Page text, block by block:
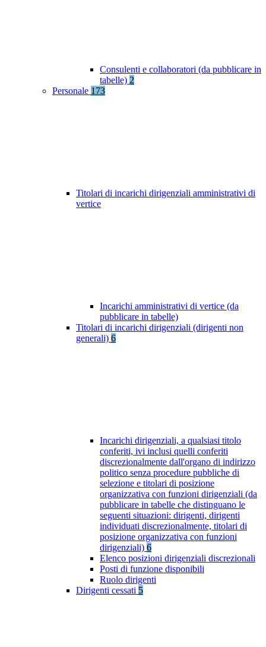
Consulenti e collaboratori (da pubblicare in
tabelle) 2
Personale 173
Titolari di incarichi dirigenziali amministrativi di
vertice
Incarichi amministrativi di vertice (da
pubblicare in tabelle)
Titolari di incarichi dirigenziali (dirigenti non
generali) 6
Incarichi dirigenziali, a qualsiasi titolo
conferiti, ivi inclusi quelli conferiti
discrezionalmente dall'organo di indirizzo
politico senza procedure pubbliche di
selezione e titolari di posizione
organizzativa con funzioni dirigenziali (da
pubblicare in tabelle che distinguano le
seguenti situazioni: dirigenti, dirigenti
individuati discrezionalmente, titolari di
posizione organizzativa con funzioni
dirigenziali) 6
Elenco posizioni dirigenziali discrezionali
Posti di funzione disponibili
Ruolo dirigenti
Dirigenti cessati 5